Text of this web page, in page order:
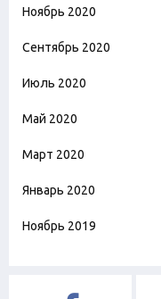
Ноябрь 2020
Сентябрь 2020
Июль 2020
Май 2020
Март 2020
Январь 2020
Ноябрь 2019